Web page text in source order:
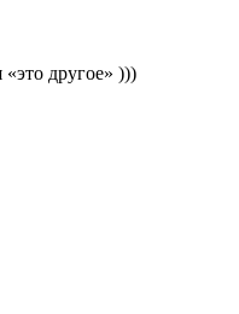
другое» )))